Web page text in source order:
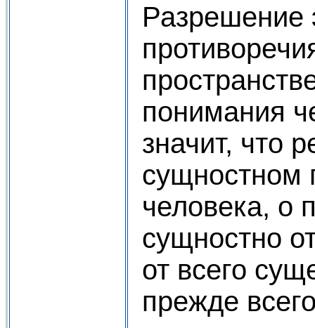
Разрешение
понимания
значит, что
сущностном
человека, о
сущностно
от всего
прежде